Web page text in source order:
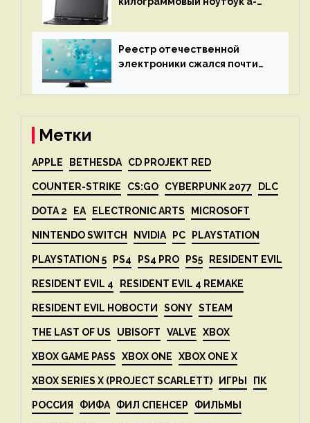
до 3 Тбайт DDR5 и шесть
дисплеев
Реестр отечественной
электроники сжался почти
Метки
APPLE BETHESDA CD PROJEKT RED
COUNTER-STRIKE CS:GO CYBERPUNK 2077 DLC
DOTA 2 EA ELECTRONIC ARTS MICROSOFT
NINTENDO SWITCH NVIDIA PC PLAYSTATION
PLAYSTATION 5 PS4 PS4 PRO PS5 RESIDENT EVIL
RESIDENT EVIL 4 RESIDENT EVIL 4 REMAKE
RESIDENT EVIL НОВОСТИ SONY STEAM
THE LAST OF US UBISOFT VALVE XBOX
XBOX GAME PASS XBOX ONE XBOX ONE X
XBOX SERIES X (PROJECT SCARLETT) ИГРЫ ПК
РОССИЯ ФИФА ФИЛ СПЕНСЕР ФИЛЬМЫ